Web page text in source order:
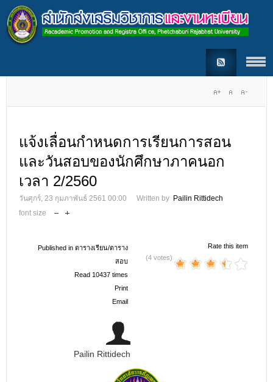
แจ้งเลื่อนกำหนดการเรียนการสอน
และวันสอบของนักศึกษาภาคนอก
เวลา 2/2560
วันศุกร์, 23 กุมภาพันธ์ 2561 00:00 Written by Pailin Rittidech
font size
Published in ตารางเรียน/ตาราง
สอบ
Read 10437 times
Print
Email
Rate this item
(4 votes)
Pailin Rittidech